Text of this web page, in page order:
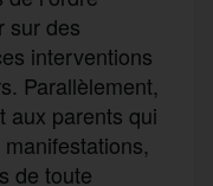
sur des
interventions
Parallèlement,
aux parents qui
de toute